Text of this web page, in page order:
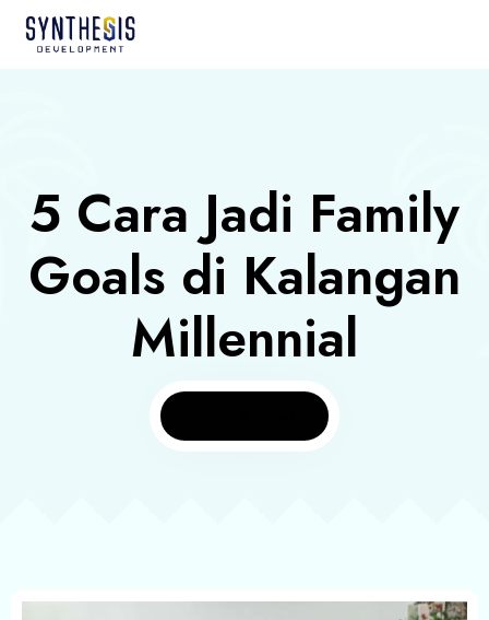
5 Cara Jadi Family
Goals di Kalangan
Millennial